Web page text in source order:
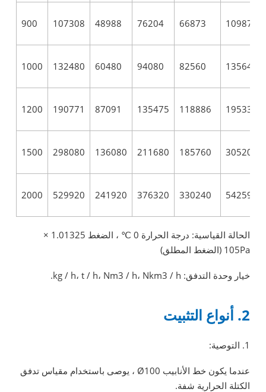
900 107308 48988 76204 66873 109874
1000 132480 60480 94080 82560 135648
1200 190771 87091 135475 118886 195333
1500 298080 136080 211680 185760 305208
2000 529920 241920 376320 330240 542592
الحالة القياسية: درجة الحرارة 0 ℃ ، الضغط 1.01325 ×
105Pa (الضغط المطلق)
خيار وحدة التدفق: kg / h، t / h، Nm3 / h، Nkm3 / h.
2. أنواع التثبيت
1. التوصية:
عندما يكون خط الأنابيب Ø100 ، يوصى باستخدام مقياس تدفق
الكتلة الحرارية شفة.